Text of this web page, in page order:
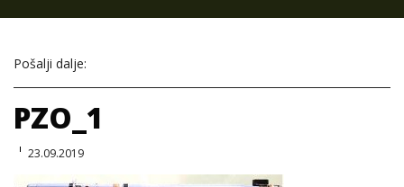
Pošalji dalje:
PZO_1
23.09.2019